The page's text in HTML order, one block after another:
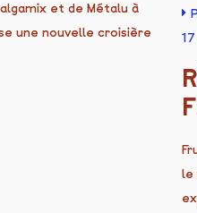
et de Métalu à
une nouvelle croisière
le